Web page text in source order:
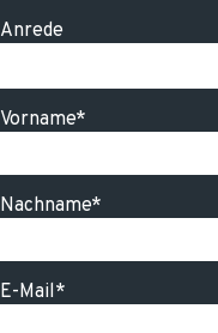
Anrede
Vorname*
Nachname*
E-Mail*